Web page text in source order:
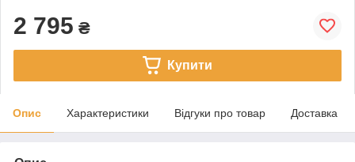
2 795 ₴
Купити
Опис Характеристики Відгуки про товар Доставка